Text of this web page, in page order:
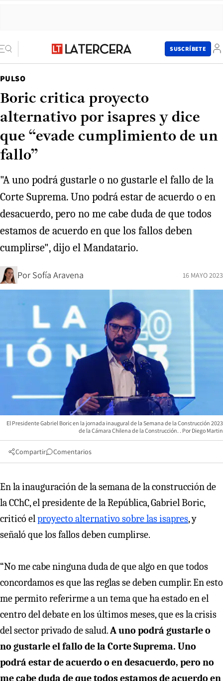
SUSCRÍBETE
PULSO
Boric critica proyecto
alternativo por isapres y dice
que “evade cumplimiento de un
fallo”
"A uno podrá gustarle o no gustarle el fallo de la
Corte Suprema. Uno podrá estar de acuerdo o en
desacuerdo, pero no me cabe duda de que todos
estamos de acuerdo en que los fallos deben
cumplirse", dijo el Mandatario.
Por Sofía Aravena 16 MAYO 2023
El Presidente Gabriel Boric en la jornada inaugural de la Semana de la Construcción 2023
de la Cámara Chilena de la Construcción.
Diego Martin
Compartir Comentarios
En la inauguración de la semana de la construcción de
la CChC, el presidente de la República, Gabriel Boric,
criticó elproyecto alternativo sobre las isapres, y
señaló que los fallos deben cumplirse.
“No me cabe ninguna duda de que algo en que todos
concordamos es que las reglas se deben cumplir. En esto
me permito referirme a un tema que ha estado en el
centro del debate en los últimos meses, que es la crisis
del sector privado de salud.A uno podrá gustarle o
no gustarle el fallo de la Corte Suprema. Uno
podrá estar de acuerdo o en desacuerdo, pero no
me cabe duda de que todos estamos de acuerdo en